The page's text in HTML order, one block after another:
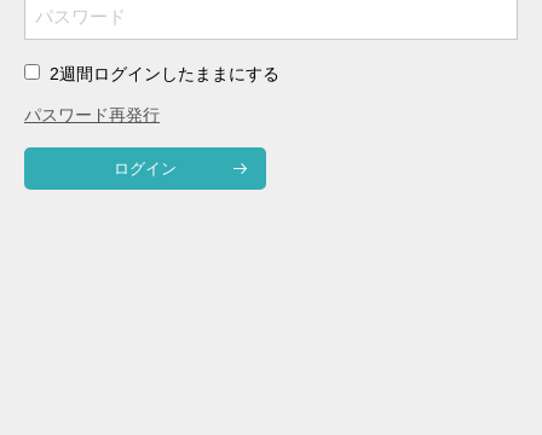
2週間ログインしたままにする
パスワード再発行
ログイン